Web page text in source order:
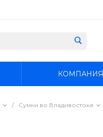
КОМПАНИЯ
/ Сумки во Владивостоке